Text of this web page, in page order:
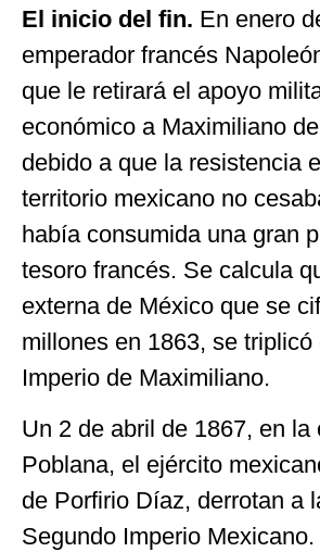
El inicio del fin. En enero
emperador francés
que le retirará el apoyo
económico a Maximiliano
debido a que la resistencia
territorio mexicano no
había consumida una gran
tesoro francés. Se calcula
externa de México que se
millones en 1863, se triplicó
Imperio de Maximiliano.
Un 2 de abril de 1867, en la
Poblana, el ejército
de Porfirio Díaz, derrotan a
Segundo Imperio Mexicano.